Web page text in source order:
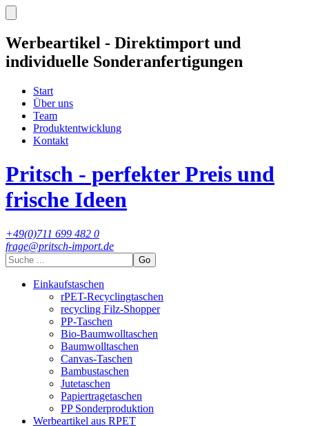
Werbeartikel - Direktimport und
individuelle Sonderanfertigungen
Start
Über uns
Team
Produktentwicklung
Kontakt
Pritsch - perfekter Preis und
frische Ideen
+49(0)711 699 482 0
frage@pritsch-import.de
Go
Einkaufstaschen
rPET-Recyclingtaschen
recycling Filz-Shopper
PP-Taschen
Bio-Baumwolltaschen
Baumwolltaschen
Canvas-Taschen
Bambustaschen
Jutetaschen
Papiertragetaschen
PP Sonderproduktion
Werbeartikel aus RPET